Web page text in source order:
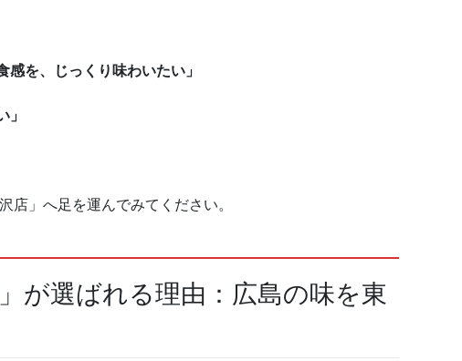
感を、じっくり味わいたい」
」
店」へ足を運んでみてください。
が選ばれる理由：広島の味を東